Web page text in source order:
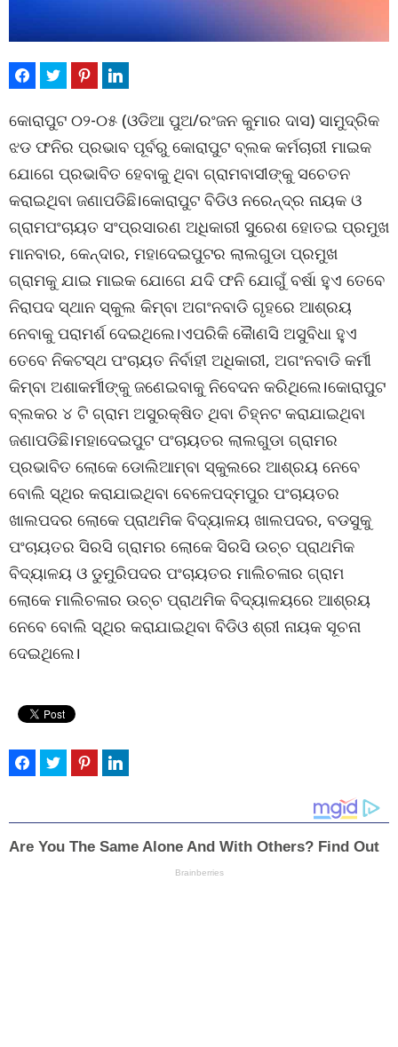
କୋରାପୁଟ ୦୨-୦୫ (ଓଡିଆ ପୁଅ/ରଂଜନ କୁମାର ଦାସ) ସାମୁଦ୍ରିକ
ଝଡ ଫନିର ପ୍ରଭାବ ପୂର୍ବରୁ କୋରାପୁଟ ବ୍ଲକ କର୍ମଚାରୀ ମାଇକ
ଯୋଗେ ପ୍ରଭାବିତ ହେବାକୁ ଥିବା ଗ୍ରାମବାସୀଙ୍କୁ ସଚେତନ
କରାଇଥିବା ଜଣାପଡିଛି।କୋରାପୁଟ ବିଡିଓ ନରେନ୍ଦ୍ର ନାୟକ ଓ
ଗ୍ରାମପଂଚାୟତ ସଂପ୍ରସାରଣ ଅଧିକାରୀ ସୁରେଶ ହୋତଇ ପ୍ରମୁଖ
ମାନବାର, କେନ୍ଦାର, ମହାଦେଇପୁଟର ଲାଲଗୁଡା ପ୍ରମୁଖ
ଗ୍ରାମକୁ ଯାଇ ମାଇକ ଯୋଗେ ଯଦି ଫନି ଯୋଗୁଁ ବର୍ଷା ହୁଏ ତେବେ
ନିରାପଦ ସ୍ଥାନ ସ୍କୁଲ କିମ୍ବା ଅଗଂନବାଡି ଗୃହରେ ଆଶ୍ରୟ
ନେବାକୁ ପରାମର୍ଶ ଦେଇଥିଲେ।ଏପରିକି କୈାଣସି ଅସୁବିଧା ହୁଏ
ତେବେ ନିକଟସ୍ଥ ପଂଚାୟତ ନିର୍ବାହୀ ଅଧିକାରୀ, ଅଗଂନବାଡି କର୍ମୀ
କିମ୍ବା ଅଶାକର୍ମୀଙ୍କୁ ଜଣେଇବାକୁ ନିବେଦନ କରିଥିଲେ।କୋରାପୁଟ
ବ୍ଲକର ୪ ଟି ଗ୍ରାମ ଅସୁରକ୍ଷିତ ଥିବା ଚିହ୍ନଟ କରାଯାଇଥିବା
ଜଣାପଡିଛି।ମହାଦେଇପୁଟ ପଂଚାୟତର ଲାଲଗୁଡା ଗ୍ରାମର
ପ୍ରଭାବିତ ଲୋକେ ଡୋଲିଆମ୍ବା ସ୍କୁଲରେ ଆଶ୍ରୟ ନେବେ
ବୋଲି ସ୍ଥିର କରାଯାଇଥିବା ବେଳେପଦ୍ମପୁର ପଂଚାୟତର
ଖାଲପଦର ଲୋକେ ପ୍ରାଥମିକ ବିଦ୍ୟାଳୟ ଖାଲପଦର, ବଡସୁକୁ
ପଂଚାୟତର ସିରସି ଗ୍ରାମର ଲୋକେ ସିରସି ଉଚ୍ଚ ପ୍ରାଥମିକ
ବିଦ୍ୟାଳୟ ଓ ଡୁମୁରିପଦର ପଂଚାୟତର ମାଲିଚଳାର ଗ୍ରାମ
ଲୋକେ ମାଲିଚଳାର ଉଚ୍ଚ ପ୍ରାଥମିକ ବିଦ୍ୟାଳୟରେ ଆଶ୍ରୟ
ନେବେ ବୋଲି ସ୍ଥିର କରାଯାଇଥିବା ବିଡିଓ ଶ୍ରୀ ନାୟକ ସୂଚନା
ଦେଇଥିଲେ।